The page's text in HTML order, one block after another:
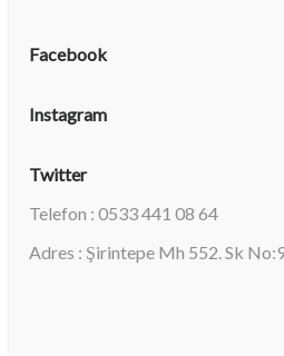
Facebook
Instagram
Twitter
Telefon : 0533 441 08 64
Adres : Şirintepe Mh 552. Sk